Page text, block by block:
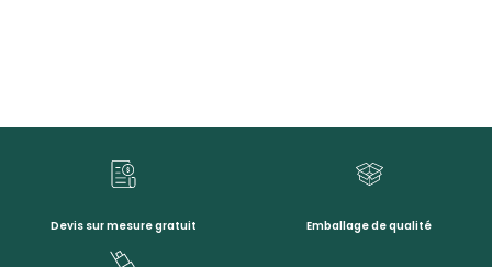
Devis sur mesure gratuit Emballage de qualité